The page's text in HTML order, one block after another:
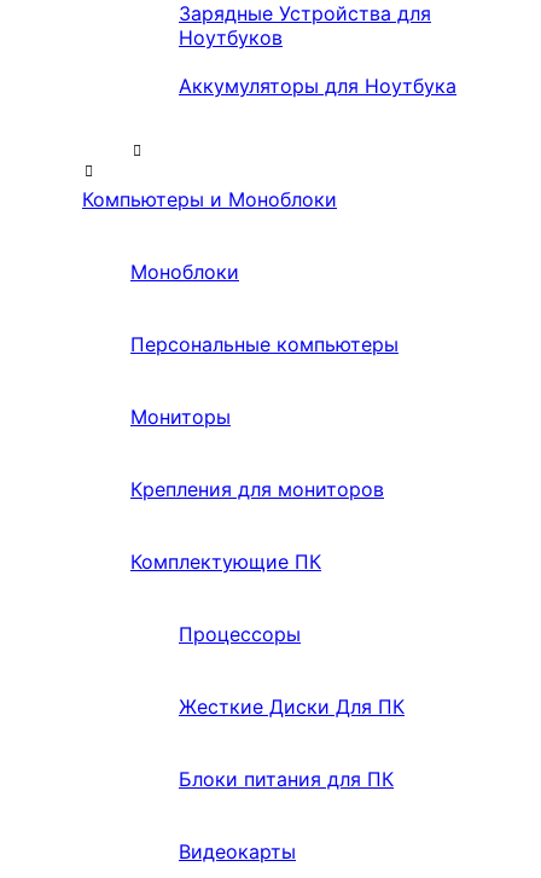
Зарядные Устройства для
Ноутбуков
Аккумуляторы для Ноутбука
Компьютеры и Моноблоки
Моноблоки
Персональные компьютеры
Мониторы
Крепления для мониторов
Комплектующие ПК
Процессоры
Жесткие Диски Для ПК
Блоки питания для ПК
Видеокарты